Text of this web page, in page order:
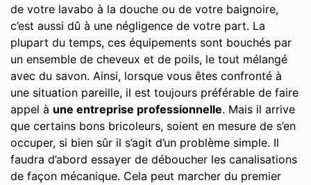
de votre lavabo à la douche ou de votre baignoire,
c’est aussi dû à une négligence de votre part. La
plupart du temps, ces équipements sont bouchés par
un ensemble de cheveux et de poils, le tout mélangé
avec du savon. Ainsi, lorsque vous êtes confronté à
une situation pareille, il est toujours préférable de faire
appel à une entreprise professionnelle. Mais il arrive
que certains bons bricoleurs, soient en mesure de s’en
occuper, si bien sûr il s’agit d’un problème simple. Il
faudra d’abord essayer de déboucher les canalisations
de façon mécanique. Cela peut marcher du premier